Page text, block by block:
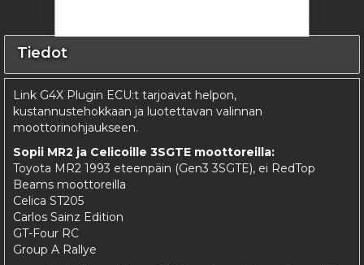
Tiedot
Link G4X Plugin ECU:t tarjoavat helpon,
kustannustehokkaan ja luotettavan valinnan
moottorinohjaukseen.
Sopii MR2 ja Celicoille 3SGTE moottoreilla:
Toyota MR2 1993 eteenpäin (Gen3 3SGTE), ei RedTop
Beams moottoreilla
Celica ST205
Carlos Sainz Edition
GT-Four RC
Group A Rallye